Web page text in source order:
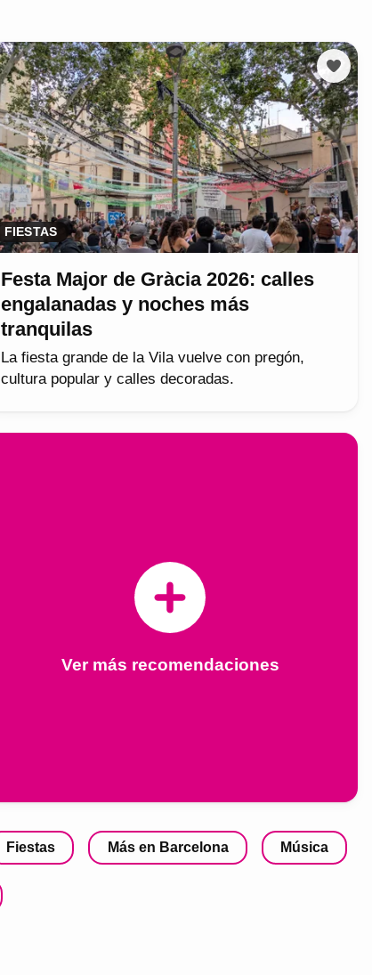
FIESTAS
Festa Major de Gràcia 2026: calles
engalanadas y noches más
tranquilas
La fiesta grande de la Vila vuelve con pregón,
cultura popular y calles decoradas.
Ver más recomendaciones
Fiestas Más en Barcelona Música